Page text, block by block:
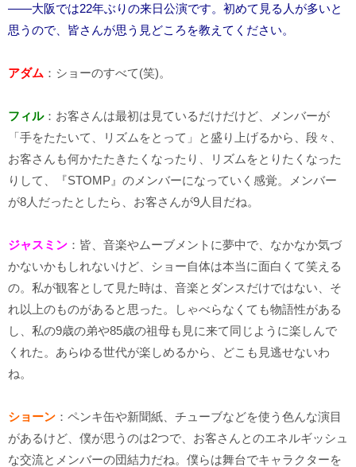
――大阪では22年ぶりの来日公演です。初めて見る人が多いと
思うので、皆さんが思う見どころを教えてください。
アダム ：ショーのすべて(笑)。
フィル：お客さんは最初は見ているだけだけど、メンバーが
「手をたたいて、リズムをとって」と盛り上げるから、段々、
お客さんも何かたたきたくなったり、リズムをとりたくなった
りして、『STOMP』のメンバーになっていく感覚。メンバー
が8人だったとしたら、お客さんが9人目だね。
ジャスミン ：皆、音楽やムーブメントに夢中で、なかなか気づ
かないかもしれないけど、ショー自体は本当に面白くて笑える
の。私が観客として見た時は、音楽とダンスだけではない、そ
れ以上のものがあると思った。しゃべらなくても物語性がある
し、私の9歳の弟や85歳の祖母も見に来て同じように楽しんで
くれた。あらゆる世代が楽しめるから、どこも見逃せないわ
ね。
ショーン ：ペンキ缶や新聞紙、チューブなどを使う色んな演目
があるけど、僕が思うのは2つで、お客さんとのエネルギッシュ
な交流とメンバーの団結力だね。僕らは舞台でキャラクターを